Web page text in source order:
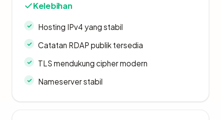
Kelebihan
Hosting IPv4 yang stabil
Catatan RDAP publik tersedia
TLS mendukung cipher modern
Nameserver stabil